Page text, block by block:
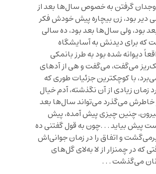
وجدان گرفتن به خصوص سال‌ها بعد از
دیر بود، زن بیچاره پیش خودش فکر
بود، ولی سال‌ها بعد بود، ده‌ سالی
که برای دیدنش به آسایشگاه
دیوانه شده بود به طرز بانمکی
می‌گفت، می‌گفت و هی از آد‌های
با کوچکترین جزئیات طوری که
زمان زیادی از آن نگذشته‌، آدم خیال
خاطرش می‌گذرد می‌تواند سال‌ها بعد
بیرون، چنین چیزی پیش آمده، پیش
پیش بیاید . . .چون به قول گفتنی ده
و اتفاق را در زمان جوانی‌اش
که در چمنزار از لا به‌لای گل‌های
می‌گذشت . . .